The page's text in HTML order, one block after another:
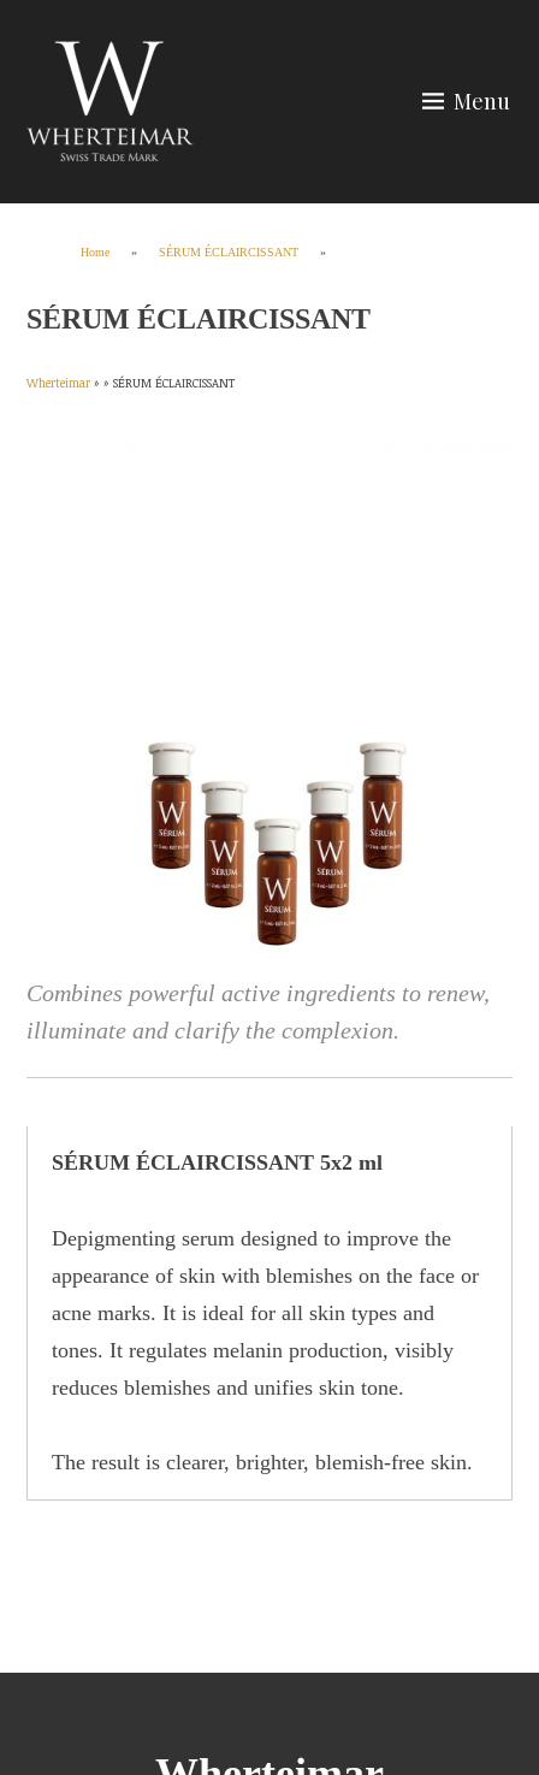
Wherteimar
Menu
Home » SÉRUM ÉCLAIRCISSANT »
SÉRUM ÉCLAIRCISSANT
Wherteimar » »SÉRUM ÉCLAIRCISSANT
Combines powerful active ingredients to renew,
illuminate and clarify the complexion.
SÉRUM ÉCLAIRCISSANT 5x2ml
Depigmenting serum designed to improve the
appearance of skin withblemisheson the face or
acne marks.It is ideal for all skin types and
tones.It regulates melanin production, visibly
reduces blemishes and unifies skin tone.
The result is clearer, brighter, blemish-free skin.